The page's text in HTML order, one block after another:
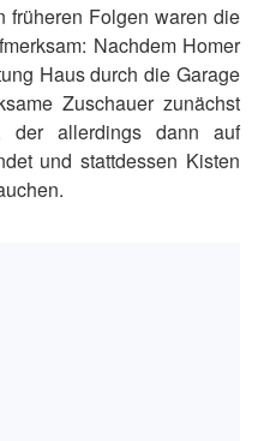
früheren Folgen waren die
Nachdem Homer
Haus durch die Garage
Zuschauer zunächst
der allerdings dann auf
und stattdessen Kisten